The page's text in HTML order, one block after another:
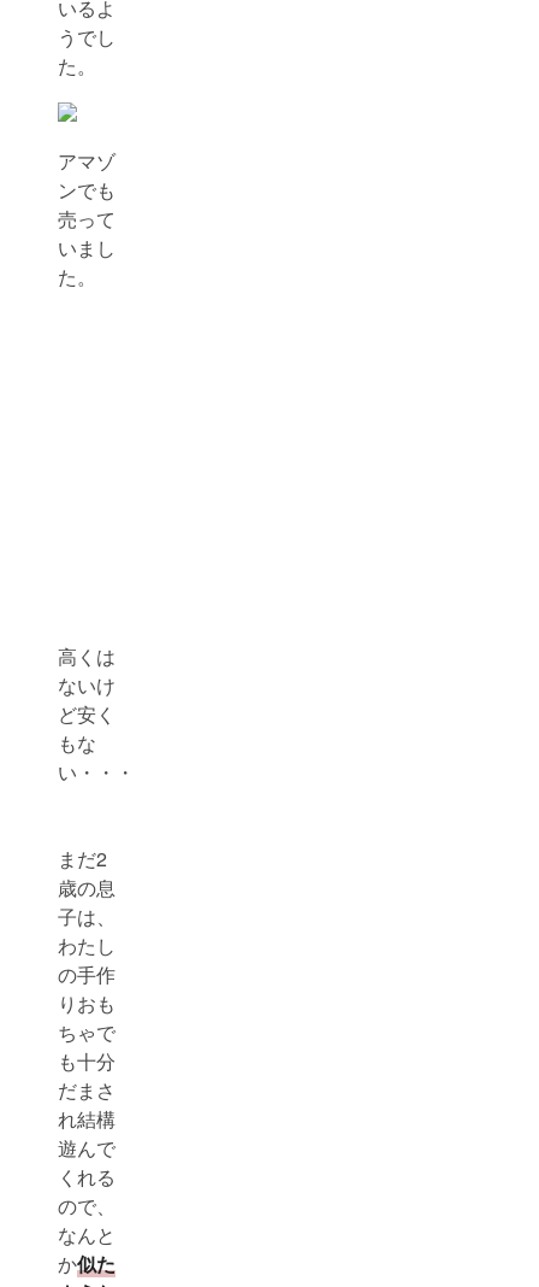
いるよ
うでし
た。
アマゾ
ンでも
売って
いまし
た。
高くは
ないけ
ど安く
もな
い・・・
まだ2
歳の息
子は、
わたし
の手作
りおも
ちゃで
も十分
だまさ
れ結構
遊んで
くれる
ので、
なんと
か似た